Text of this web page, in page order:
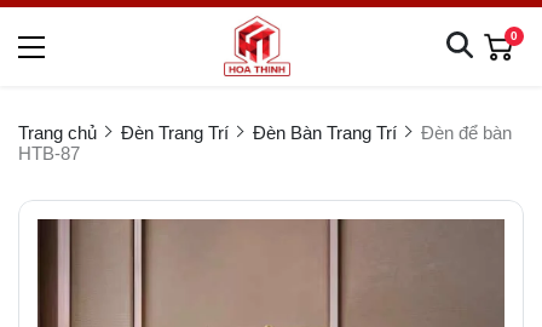
0
Trang chủ Đèn Trang Trí Đèn Bàn Trang Trí
Đèn để bàn
HTB-87